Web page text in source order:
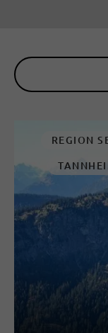
REGION